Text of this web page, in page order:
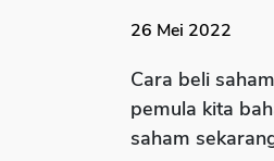
26 Mei 2022
Cara beli
pemula kita
saham